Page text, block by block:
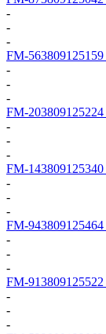
-
-
-
FM-563809125159
-
-
-
FM-203809125224
-
-
-
FM-143809125340
-
-
-
FM-943809125464
-
-
-
FM-913809125522
-
-
-